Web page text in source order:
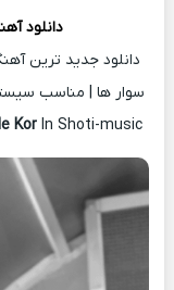
دانلود
دانلود جدید ترین
سوار ها | مناسب
Kor In Shoti-music